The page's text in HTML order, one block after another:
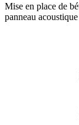
Mise en place de
panneau